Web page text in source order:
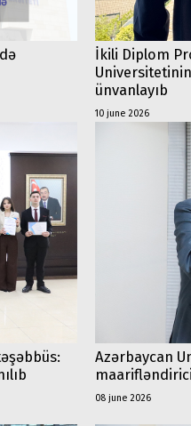
İkili Diplom
ünvanlayıb
10 june 2026
Azərbaycan
08 june 2026